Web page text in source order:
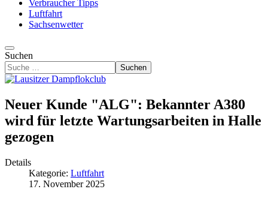
Verbraucher Tipps
Luftfahrt
Sachsenwetter
Suchen
Suchen
Neuer Kunde "ALG": Bekannter A380
wird für letzte Wartungsarbeiten in Halle
gezogen
Details
Kategorie: Luftfahrt
17. November 2025